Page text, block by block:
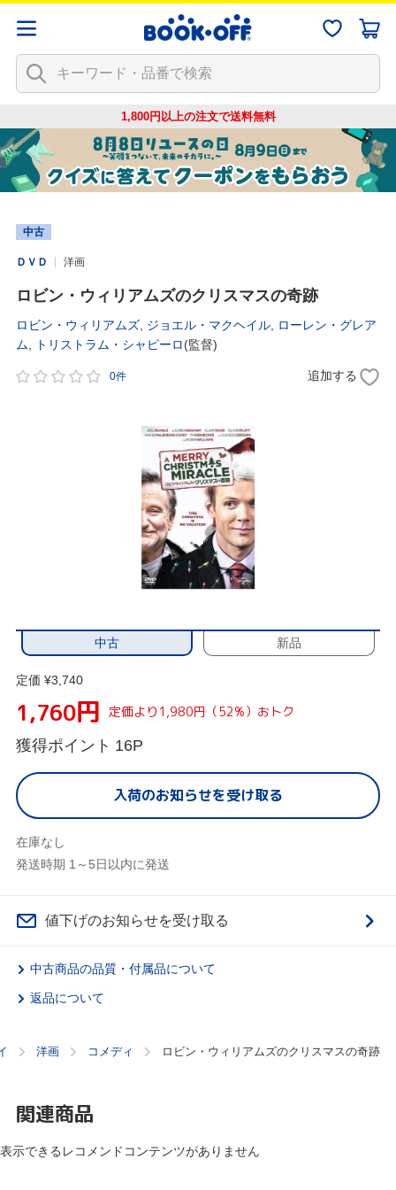
1,800円以上の注文で送料無料
中古
ＤＶＤ 洋画
ロビン・ウィリアムズのクリスマスの奇跡
ロビン・ウィリアムズ ジョエル・マクヘイル
ローレン・グレア
ム
トリストラム・シャピーロ(監督)
0件 追加する
中古 新品
定価 ¥3,740
1,760円 定価より1,980円（52%）おトク
獲得ポイント 16P
入荷のお知らせを受け取る
在庫なし
発送時期 1～5日以内に発送
値下げのお知らせを受け取る
中古商品の品質・付属品について
返品について
洋画 コメディ ロビン・ウィリアムズのクリスマスの奇跡
関連商品
表示できるレコメンドコンテンツがありません